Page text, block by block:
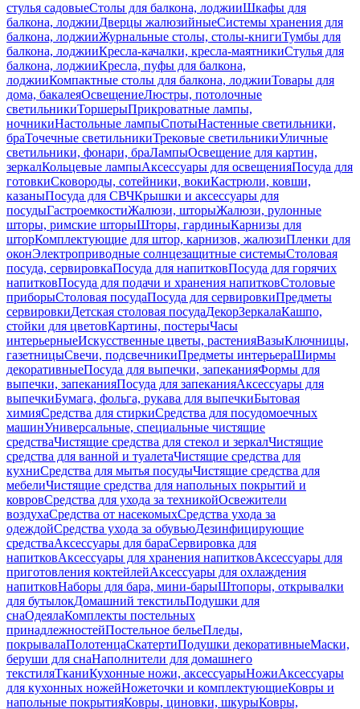
стулья садовыеСтолы для балкона, лоджииШкафы для
балкона, лоджииДверцы жалюзийныеСистемы хранения для
балкона, лоджииЖурнальные столы, столы-книгиТумбы для
балкона, лоджииКресла-качалки, кресла-маятникиСтулья для
балкона, лоджииКресла, пуфы для балкона,
лоджииКомпактные столы для балкона, лоджииТовары для
дома, бакалеяОсвещениеЛюстры, потолочные
светильникиТоршерыПрикроватные лампы,
ночникиНастольные лампыСпотыНастенные светильники,
браТочечные светильникиТрековые светильникиУличные
светильники, фонари, браЛампыОсвещение для картин,
зеркалКольцевые лампыАксессуары для освещенияПосуда для
готовкиСковороды, сотейники, вокиКастрюли, ковши,
казаныПосуда для СВЧКрышки и аксессуары для
посудыГастроемкостиЖалюзи, шторыЖалюзи, рулонные
шторы, римские шторыШторы, гардиныКарнизы для
шторКомплектующие для штор, карнизов, жалюзиПленки для
оконЭлектроприводные солнцезащитные системыСтоловая
посуда, сервировкаПосуда для напитковПосуда для горячих
напитковПосуда для подачи и хранения напитковСтоловые
приборыСтоловая посудаПосуда для сервировкиПредметы
сервировкиДетская столовая посудаДекорЗеркалаКашпо,
стойки для цветовКартины, постерыЧасы
интерьерныеИскусственные цветы, растенияВазыКлючницы,
газетницыСвечи, подсвечникиПредметы интерьераШирмы
декоративныеПосуда для выпечки, запеканияФормы для
выпечки, запеканияПосуда для запеканияАксессуары для
выпечкиБумага, фольга, рукава для выпечкиБытовая
химияСредства для стиркиСредства для посудомоечных
машинУниверсальные, специальные чистящие
средстваЧистящие средства для стекол и зеркалЧистящие
средства для ванной и туалетаЧистящие средства для
кухниСредства для мытья посудыЧистящие средства для
мебелиЧистящие средства для напольных покрытий и
ковровСредства для ухода за техникойОсвежители
воздухаСредства от насекомыхСредства ухода за
одеждойСредства ухода за обувьюДезинфицирующие
средстваАксессуары для бараСервировка для
напитковАксессуары для хранения напитковАксессуары для
приготовления коктейлейАксессуары для охлаждения
напитковНаборы для бара, мини-барыШтопоры, открывалки
для бутылокДомашний текстильПодушки для
снаОдеялаКомплекты постельных
принадлежностейПостельное бельеПледы,
покрывалаПолотенцаСкатертиПодушки декоративныеМаски,
беруши для снаНаполнители для домашнего
текстиляТканиКухонные ножи, аксессуарыНожиАксессуары
для кухонных ножейНожеточки и комплектующиеКовры и
напольные покрытияКовры, циновки, шкурыКовры,